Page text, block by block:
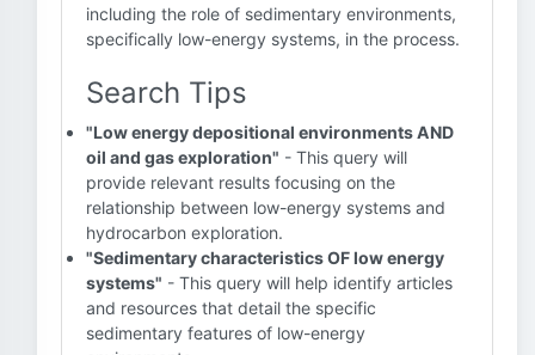
including the role of sedimentary environments,
specifically low-energy systems, in the process.
Search Tips
"Low energy depositional environments AND
oil and gas exploration" - This query will
provide relevant results focusing on the
relationship between low-energy systems and
hydrocarbon exploration.
"Sedimentary characteristics OF low energy
systems" - This query will help identify articles
and resources that detail the specific
sedimentary features of low-energy